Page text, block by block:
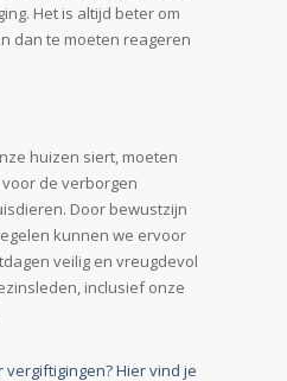
Het is altijd beter om
dan te moeten reageren
huizen siert, moeten
de verborgen
Door bewustzijn
kunnen we ervoor
veilig en vreugdevol
inclusief onze
Hier vind je